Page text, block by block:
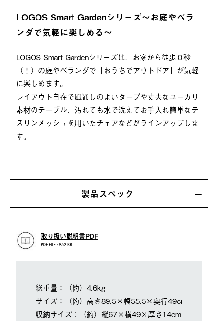
LOGOS Smart Gardenシリーズ〜お庭やベラ
ンダで気軽に楽しめる〜
LOGOS Smart Gardenシリーズは、お家から徒歩０秒
（！）の庭やベランダで「おうちでアウトドア」が気軽
に楽しめます。
レイアウト自在で風通しのよいタープや丈夫なユーカリ
素材のテーブル、汚れても水で洗えてお手入れ簡単なテ
スリンメッシュを用いたチェアなどがラインアップしま
す。
製品スペック
取り扱い説明書PDF
PDF FILE : 952 KB
総重量：（約）4.6kg
サイズ：（約）高さ89.5×幅55.5×奥行49cm（座高
収納サイズ：（約）縦67×横49×厚さ14cm